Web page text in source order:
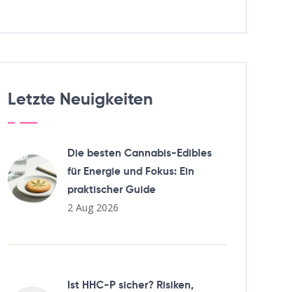
Letzte Neuigkeiten
Die besten Cannabis-Edibles
für Energie und Fokus: Ein
praktischer Guide
2 Aug 2026
Ist HHC-P sicher? Risiken,